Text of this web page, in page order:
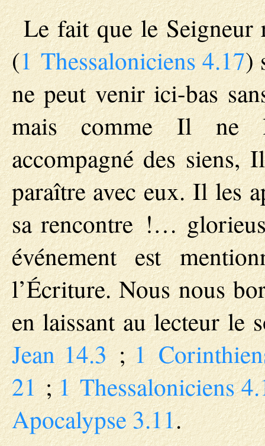
Le fait que le Seigneur
(1 Thessaloniciens 4.17)
ne peut venir ici-bas
mais comme Il ne
accompagné des
paraître avec eux. Il les
sa rencontre !…
événement est
l’Écriture. Nous nous
en laissant au lecteur le
Jean 14.3;1
21;1 Thessaloniciens
Apocalypse 3.11.